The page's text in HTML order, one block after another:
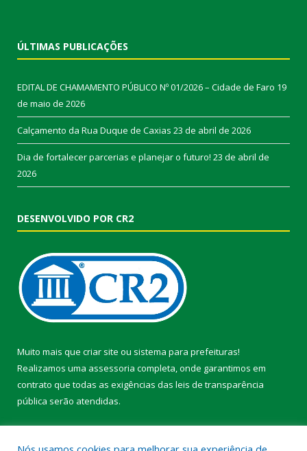
ÚLTIMAS PUBLICAÇÕES
EDITAL DE CHAMAMENTO PÚBLICO Nº 01/2026 – Cidade de Faro 19
de maio de 2026
Calçamento da Rua Duque de Caxias 23 de abril de 2026
Dia de fortalecer parcerias e planejar o futuro! 23 de abril de
2026
DESENVOLVIDO POR CR2
Muito mais que criar site ou sistema para prefeituras!
Realizamos uma assessoria completa, onde garantimos em
contrato que todas as exigências das leis de transparência
pública serão atendidas.